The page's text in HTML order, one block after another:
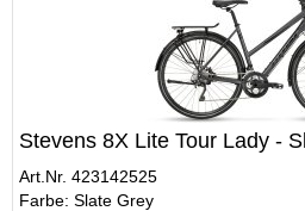
Stevens 8X Lite Tour Lady -
Art.Nr. 423142525
Farbe: Slate Grey